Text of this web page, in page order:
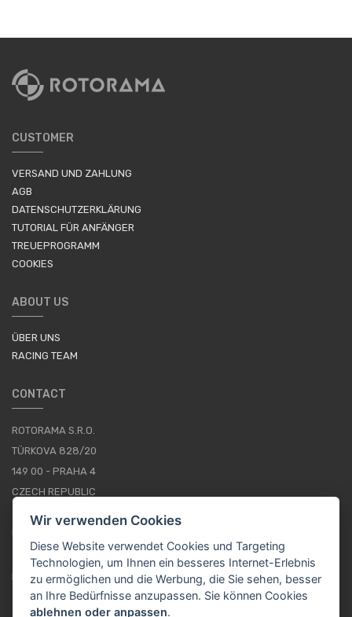
CUSTOMER
VERSAND UND ZAHLUNG
AGB
DATENSCHUTZERKLÄRUNG
TUTORIAL FÜR ANFÄNGER
TREUEPROGRAMM
COOKIES
ABOUT US
ÜBER UNS
RACING TEAM
CONTACT
ROTORAMA S.R.O.
TÜRKOVA 828/20
149 00 - PRAHA 4
CZECH REPUBLIC
+420 252 252 098
IMPRESSUM
Wir verwenden Cookies
Diese Website verwendet Cookies und Targeting
Technologien, um Ihnen ein besseres Internet-Erlebnis
zu ermöglichen und die Werbung, die Sie sehen, besser
an Ihre Bedürfnisse anzupassen. Sie können Cookies
ablehnen oder anpassen.